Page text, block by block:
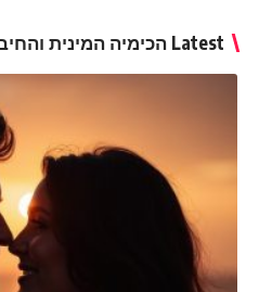
Latest הכימיה המינית והחיבור הרגשי News